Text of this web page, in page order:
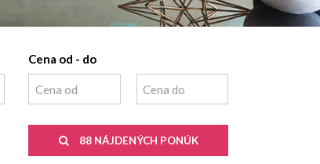
Cena od - do
88 NÁJDENÝCH PONÚK